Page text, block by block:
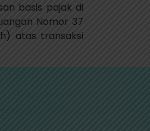
basis pajak di
Nomor 37
atas transaksi